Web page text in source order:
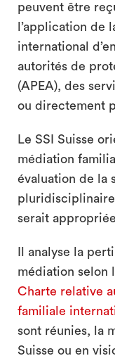
peuvent être
l’application de
international
autorités de
(APEA), des
ou directement
Le SSI Suisse
médiation
évaluation de la
serait
Il analyse la
médiation selon
Charte relative
familiale
sont réunies, la
Suisse ou en